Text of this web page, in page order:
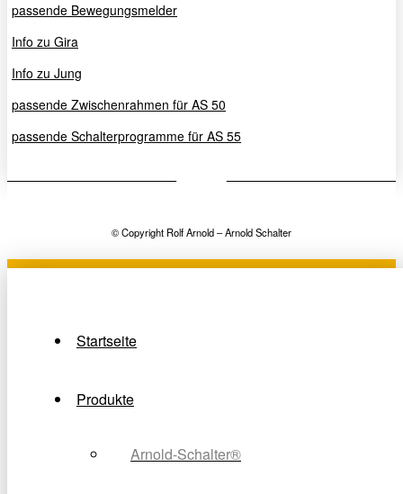
passende Bewegungsmelder
Info zu Gira
Info zu Jung
passende Zwischenrahmen für AS 50
passende Schalterprogramme für AS 55
© Copyright Rolf Arnold – Arnold Schalter
Startseite
Produkte
Arnold-Schalter®